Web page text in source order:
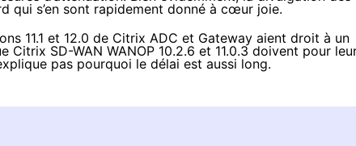
qui s’en sont rapidement donné à cœur joie.
11.1 et 12.0 de Citrix ADC et Gateway aient droit à un
Citrix SD-WAN WANOP 10.2.6 et 11.0.3 doivent pour
pas pourquoi le délai est aussi long.